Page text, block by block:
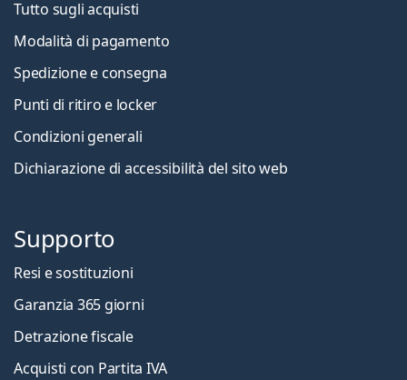
Tutto sugli acquisti
Modalità di pagamento
Spedizione e consegna
Punti di ritiro e locker
Condizioni generali
Dichiarazione di accessibilità del sito web
Supporto
Resi e sostituzioni
Garanzia 365 giorni
Detrazione fiscale
Acquisti con Partita IVA